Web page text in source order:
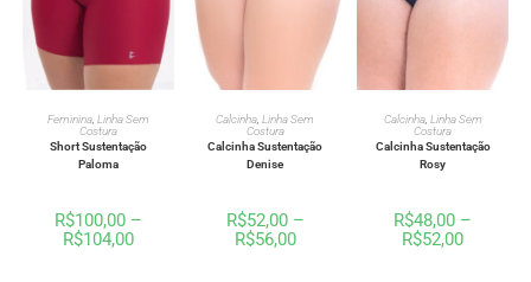
VER OPÇÕES
Feminina, Linha Sem
Costura
Short Sustentação
Paloma
R$100,00 –
R$104,00
VER OPÇÕES
Calcinha,Linha Sem
Costura
Calcinha Sustentação
Denise
R$52,00 –
R$56,00
VER OPÇÕES
Calcinha, Linha Sem
Costura
Calcinha Sustentação
Rosy
R$48,00 –
R$52,00